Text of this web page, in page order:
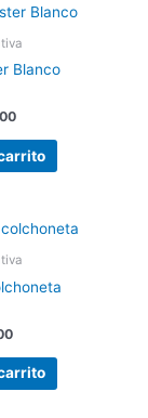
Blanco